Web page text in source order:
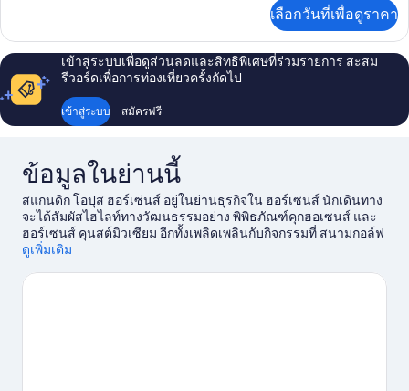
เกี่ยว
กับ
ห้อง
พัก
เลือกวันที่เพื่อดูราคา
เข้าสู่ระบบเพื่อดูส่วนลดและสิทธิพิเศษที่ร่วมรายการ สะสม
รีวอร์ดเพื่อการท่องเที่ยวครั้งถัดไป
เข้าสู่ระบบ สมัครฟรี
ข้อมูลในย่านนี้
สแกนดิก โอปุส ฮอร์เซ่นส์ อยู่ในย่านธุรกิจใน ฮอร์เซนส์ นักเดินทาง
จะได้สัมผัสไฮไลท์ทางวัฒนธรรมอย่าง พิพิธภัณฑ์คุกฮอเซนส์ และ
ฮอร์เซนส์ คุนสต์มิวเซียม อีกทั้งเพลิดเพลินกับกิจกรรมที่ สนามกอล์ฟ
Horsens และ สเตนส์บัลเลการ์ด กอล์ฟ นักเดินทางควรแวะไปชม อู
สวิงกอล์ฟให้สมบูรณ์แบบที่สนามกอล์ฟใกล้ๆ นอกจากนี้ยังมีกิจกรรม
ดูเพิ่มเติม